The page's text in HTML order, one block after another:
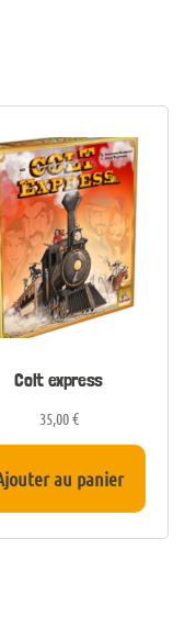
Colt express
35,00€
au panier